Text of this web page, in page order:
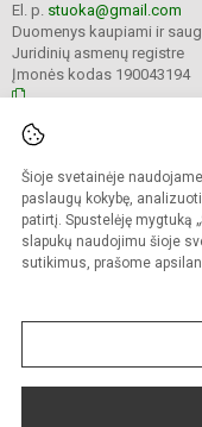
Šioje svetainėje
paslaugų kokybę,
patirtį. Spustelėję mygtuką
slapukų naudojimu šioje
sutikimus, prašome
El. p. stuoka@gmail.com
Duomenys kaupiami ir
Juridinių asmenų registre
Įmonės kodas 190043194
Kopijuoti turinį be
Sumanus būdas